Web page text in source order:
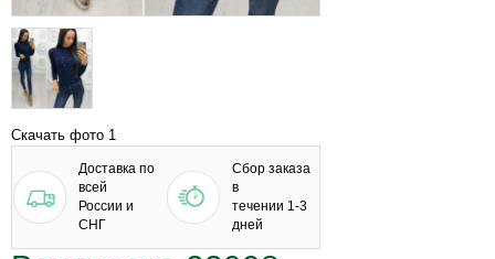
Скачать фото 1
Доставка по
всей
России и
СНГ
Сбор заказа
в
течении 1-3
дней